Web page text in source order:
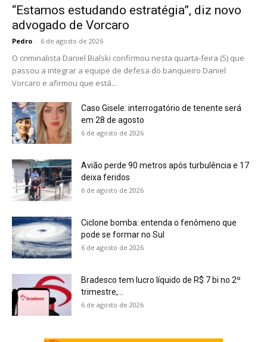
“Estamos estudando estratégia”, diz novo
advogado de Vorcaro
Pedro - 6 de agosto de 2026
O criminalista Daniel Bialski confirmou nesta quarta-feira (5) que
passou a integrar a equipe de defesa do banqueiro Daniel
Vorcaro e afirmou que está...
Caso Gisele: interrogatório de tenente será
em 28 de agosto
6 de agosto de 2026
Avião perde 90 metros após turbulência e 17
deixa feridos
6 de agosto de 2026
Ciclone bomba: entenda o fenômeno que
pode se formar no Sul
6 de agosto de 2026
Bradesco tem lucro líquido de R$ 7 bi no 2º
trimestre,...
6 de agosto de 2026